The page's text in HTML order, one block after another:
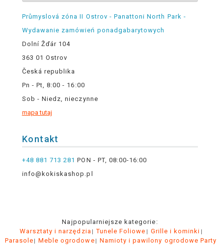
Průmyslová zóna II Ostrov - Panattoni North Park -
Wydawanie zamówień ponadgabarytowych
Dolní Žďár 104
363 01 Ostrov
Česká republika
Pn - Pt, 8:00 - 16:00
Sob - Niedz, nieczynne
mapa tutaj
Kontakt
+48 881 713 281 PON - PT, 08:00-16:00
info@kokiskashop.pl
Najpopularniejsze kategorie:
Warsztaty i narzędzia
Tunele Foliowe
Grille i kominki
Parasole
Meble ogrodowe Namioty i pawilony ogrodowe Party